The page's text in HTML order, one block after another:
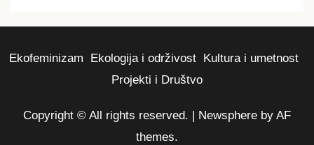
Ekofeminizam Ekologija i održivost
Kultura i umetnost
Projekti i Društvo
Copyright © All rights reserved. Newsphere by AF
themes.